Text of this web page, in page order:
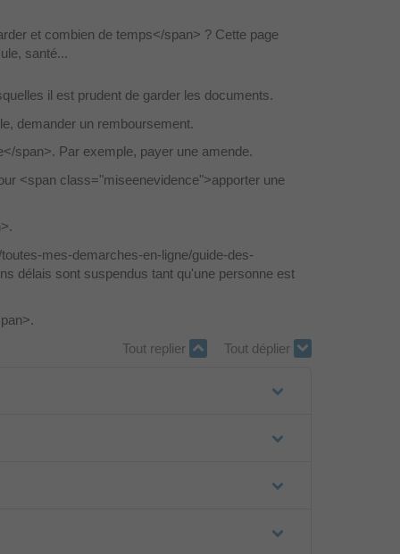
et combien de temps</span> ? Cette page
santé...
il est prudent de garder les documents.
demander un remboursement.
span>. Par exemple, payer une amende.
<span class="miseenevidence">apporter une
mes-demarches-en-ligne/guide-des-
délais sont suspendus tant qu'une personne est
Tout replier
Tout déplier